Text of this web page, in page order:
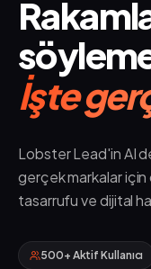
İşte
Lobster Lead'in AI
gerçek markalar
tasarrufu ve dijital
500+ Aktif Kullanıcı